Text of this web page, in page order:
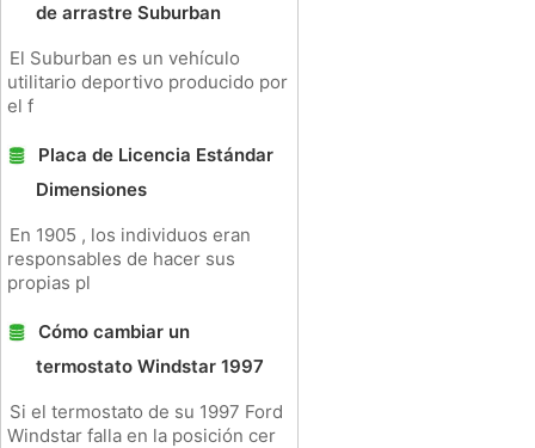
de arrastre Suburban
El Suburban es un vehículo
utilitario deportivo producido por
el f
Placa de Licencia Estándar
Dimensiones
En 1905 , los individuos eran
responsables de hacer sus
propias pl
Cómo cambiar un
termostato Windstar 1997
Si el termostato de su 1997 Ford
Windstar falla en la posición cer